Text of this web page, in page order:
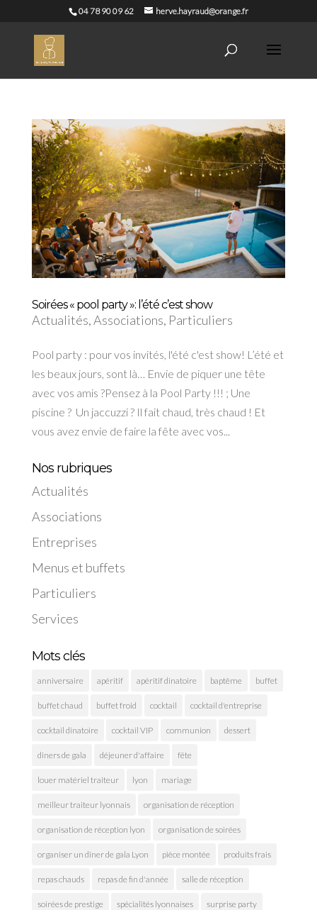
04 78 90 09 62 herve.hayraud@orange.fr
Soirées « pool party »: l’été c’est show
Actualités,Associations, Particuliers
Pool party : pour vos invités, l'été c'est show! L’été et
les beaux jours, sont là… Envie de piquer une tête
avec vos amis ?Pensez à la Pool Party !!! ; Une
piscine ? Un jaccuzzi ? Il fait chaud, très chaud ! Et
vous avez envie de faire la fête avec vos...
Nos rubriques
Actualités
Associations
Entreprises
Menus et buffets
Particuliers
Services
Mots clés
anniversaire apéritif apéritif dinatoire baptême buffet
buffet chaud buffet froid cocktail cocktail d'entreprise
cocktail dinatoire cocktail VIP communion dessert
diners de gala déjeuner d'affaire fête
louer matériel traiteur lyon mariage
meilleur traiteur lyonnais organisation de réception
organisation de réception lyon organisation de soirées
organiser un dîner de gala Lyon pièce montée produits frais
repas chauds repas de fin d'année salle de réception
soirées de prestige spécialités lyonnaises surprise party